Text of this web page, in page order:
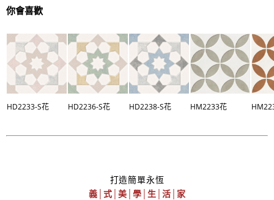
你會喜歡
HD2233-S花 HD2236-S花 HD2238-S花 HM2233花
打造簡單永恆
義│式│美│學│生│活│家